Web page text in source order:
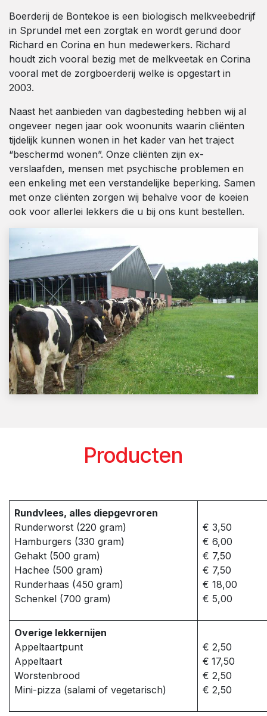
Boerderij de Bontekoe is een biologisch melkveebedrijf
in Sprundel met een zorgtak en wordt gerund door
Richard en Corina en hun medewerkers. Richard
houdt zich vooral bezig met de melkveetak en Corina
vooral met de zorgboerderij welke is opgestart in
2003.
Naast het aanbieden van dagbesteding hebben wij al
ongeveer negen jaar ook woonunits waarin cliënten
tijdelijk kunnen wonen in het kader van het traject
“beschermd wonen”. Onze cliënten zijn ex-
verslaafden, mensen met psychische problemen en
een enkeling met een verstandelijke beperking. Samen
met onze cliënten zorgen wij behalve voor de koeien
ook voor allerlei lekkers die u bij ons kunt bestellen.
Producten
Rundvlees, alles diepgevroren
Runderworst (220 gram)
Hamburgers (330 gram)
Gehakt (500 gram)
Hachee (500 gram)
Runderhaas (450 gram)
Schenkel (700 gram)
€ 3,50
€ 6,00
€ 7,50
€ 7,50
€ 18,00
€ 5,00
Overige lekkernijen
Appeltaartpunt
Appeltaart
Worstenbrood
Mini-pizza (salami of vegetarisch)
€ 2,50
€ 17,50
€ 2,50
€ 2,50